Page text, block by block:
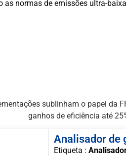
para manter uma pureza de
evitando o dispendioso
sublinham o papel da
ganhos de eficiência até
Analisador de
Etiqueta :